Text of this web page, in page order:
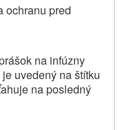
ochranu pred
na infúzny
uvedený na štítku
na posledný